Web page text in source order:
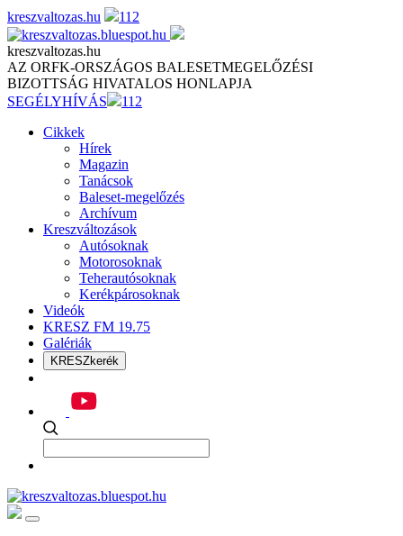
Skip
to
content
kreszvaltozas.hu 112
kreszvaltozas.hu
AZ ORFK-ORSZÁGOS BALESETMEGELŐZÉSI
BIZOTTSÁG HIVATALOS HONLAPJA
SEGÉLYHÍVÁS
112
Cikkek
Hírek
Magazin
Tanácsok
Baleset-megelőzés
Archívum
Kreszváltozások
Autósoknak
Motorosoknak
Teherautósoknak
Kerékpárosoknak
Videók
KRESZ FM 19.75
Galériák
KRESZkerék